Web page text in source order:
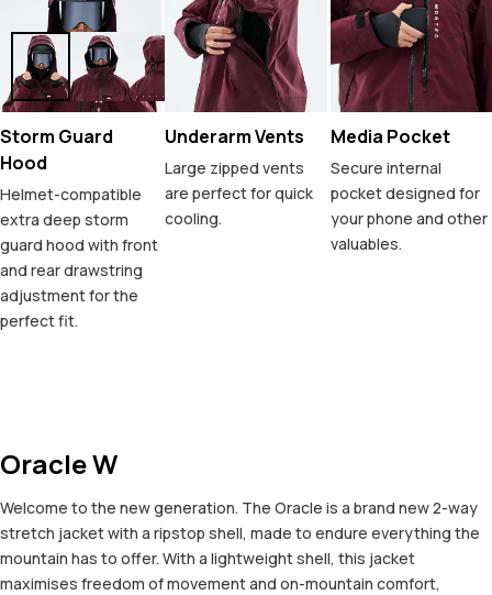
Storm Guard
Hood
Helmet-compatible
extra deep storm
guard hood with front
and rear drawstring
adjustment for the
perfect fit.
Underarm Vents
Large zipped vents
are perfect for quick
cooling.
Media Pocket
Secure internal
pocket designed for
your phone and other
valuables.
Oracle W
Welcome to the new generation. The Oracle is a brand new 2-way
stretch jacket with a ripstop shell, made to endure everything the
mountain has to offer. With a lightweight shell, this jacket
maximises freedom of movement and on-mountain comfort,